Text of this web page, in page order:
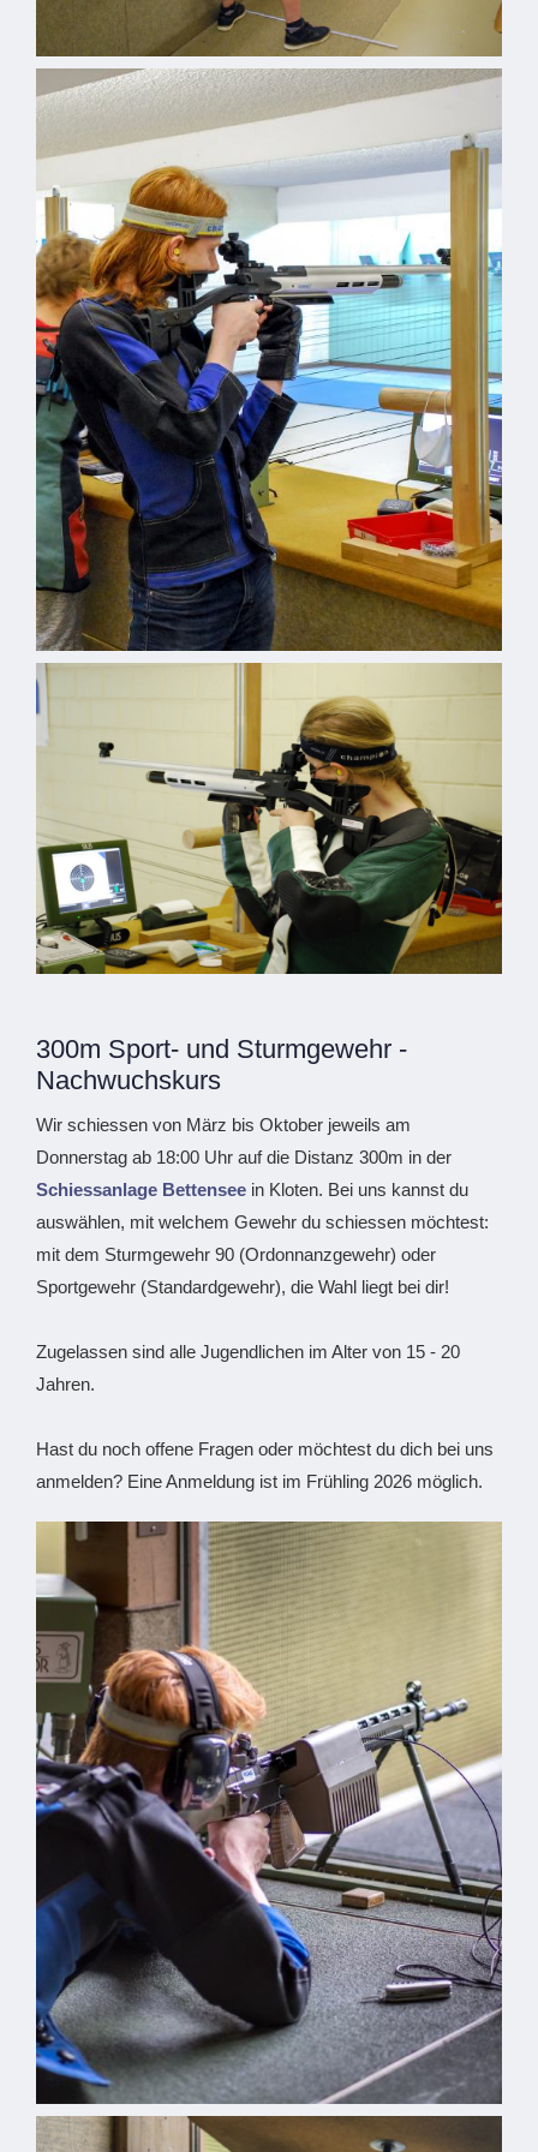
300m Sport- und Sturmgewehr -
Nachwuchskurs
Wir schiessen von März bis Oktober jeweils am
Donnerstag ab 18:00 Uhr auf die Distanz 300m in der
Schiessanlage Bettensee in Kloten. Bei uns kannst du
auswählen, mit welchem Gewehr du schiessen möchtest:
mit dem Sturmgewehr 90 (Ordonnanzgewehr) oder
Sportgewehr (Standardgewehr), die Wahl liegt bei dir!
Zugelassen sind alle Jugendlichen im Alter von 15 - 20
Jahren.
Hast du noch offene Fragen oder möchtest du dich bei uns
anmelden? Eine Anmeldung ist im Frühling 2026 möglich.